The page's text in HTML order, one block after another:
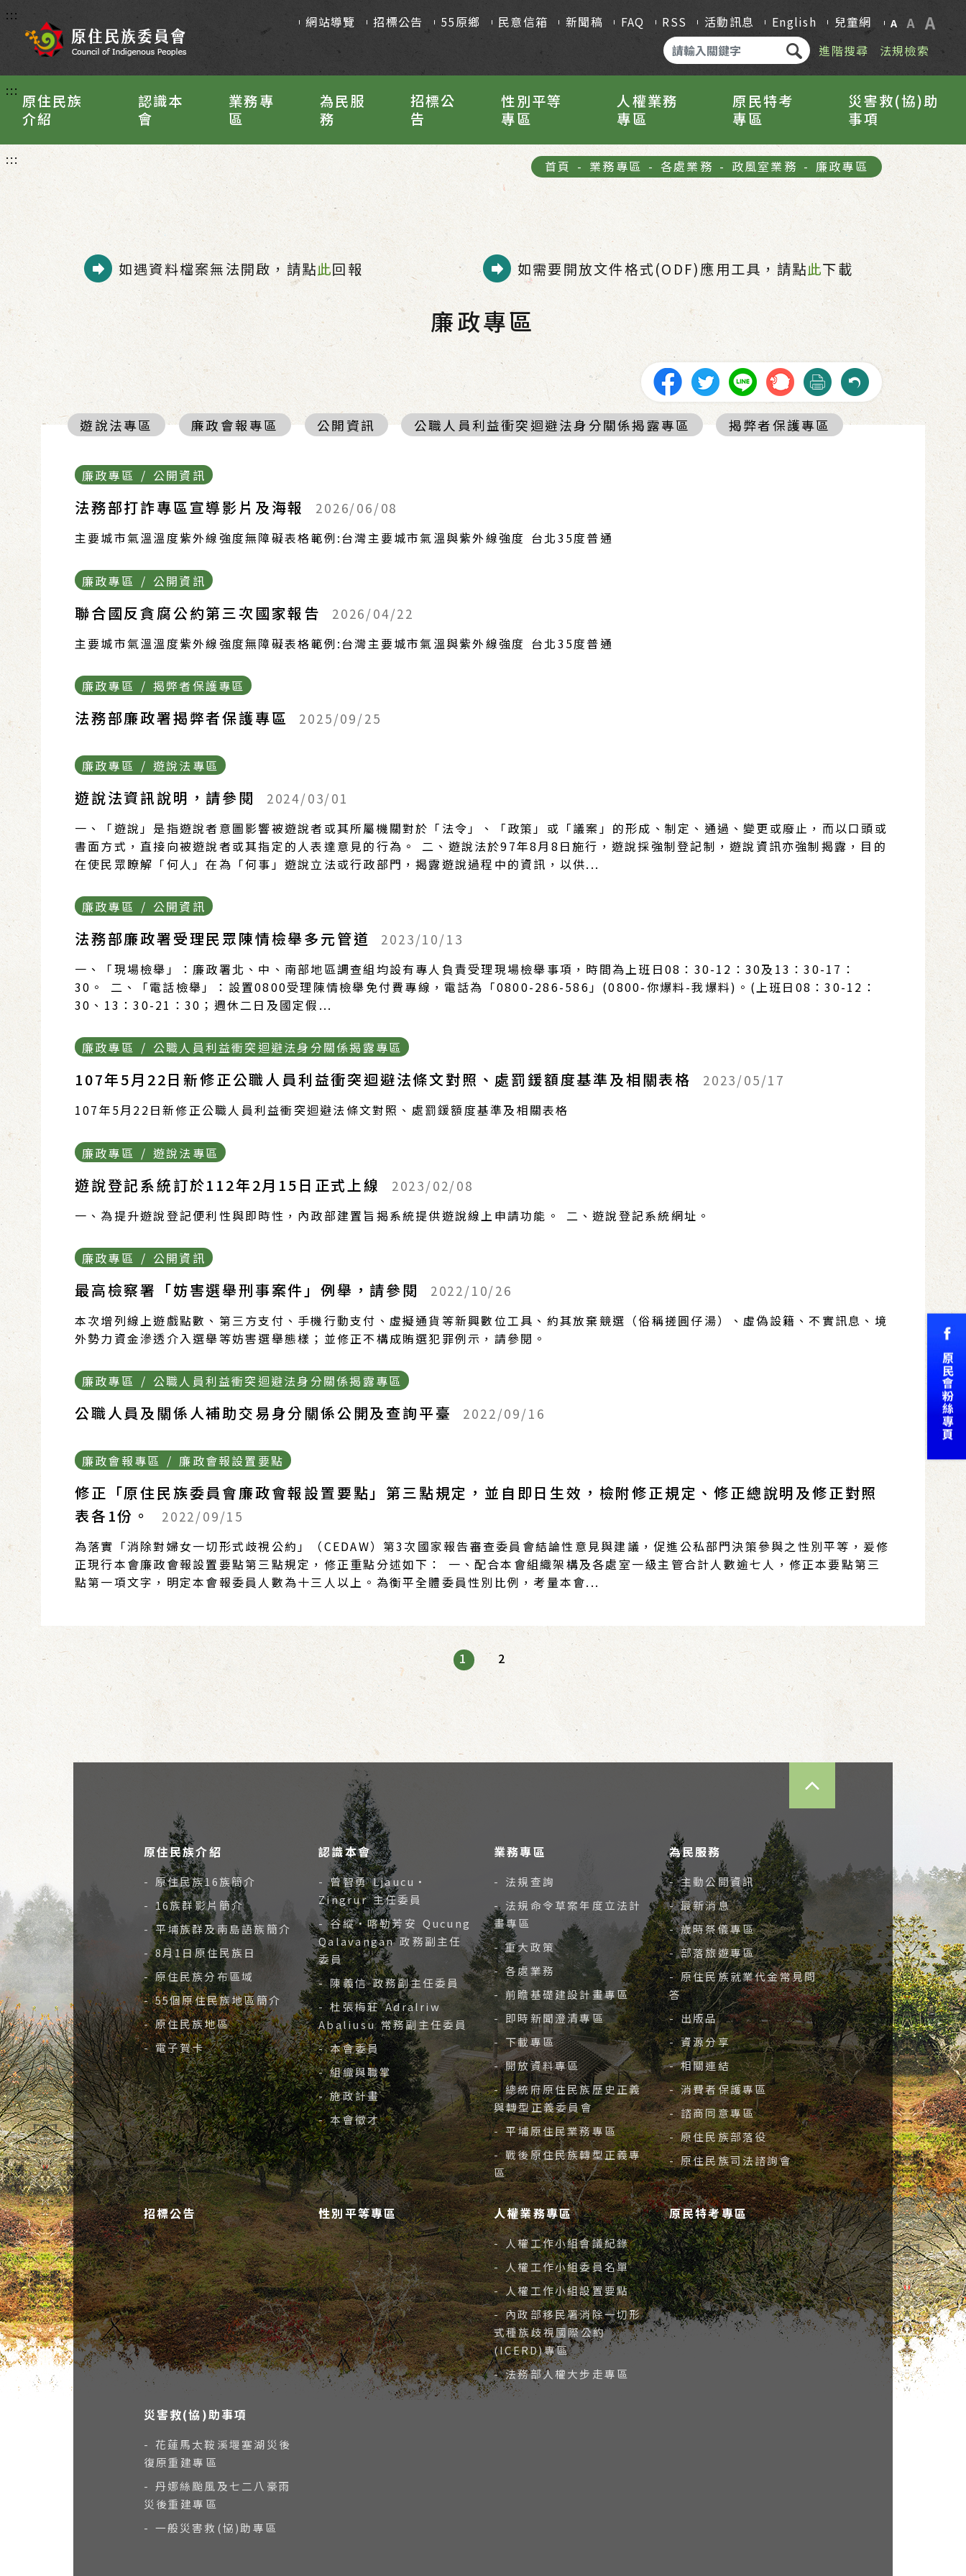
::: 網站導覽 招標公告 55原鄉 民意信箱 新聞稿 FAQ RSS 活動訊息 English 兒童網 A A A
進階搜尋 法規檢索
:::
原住民族
介紹
認識本
會
業務專
區
為民服
務
招標公
告
性別平等
專區
人權業務
專區
原民特考
專區
災害救(協)助
事項
::: 首頁 - 業務專區 - 各處業務 - 政風室業務 - 廉政專區
如遇資料檔案無法開啟，請點此回報 如需要開放文件格式(ODF)應用工具，請點此下載
廉政專區
遊說法專區 廉政會報專區 公開資訊 公職人員利益衝突迴避法身分關係揭露專區 揭弊者保護專區
廉政專區 / 公開資訊
法務部打詐專區宣導影片及海報 2026/06/08
主要城市氣溫溫度紫外線強度無障礙表格範例:台灣主要城市氣溫與紫外線強度 台北35度普通
廉政專區 / 公開資訊
聯合國反貪腐公約第三次國家報告 2026/04/22
主要城市氣溫溫度紫外線強度無障礙表格範例:台灣主要城市氣溫與紫外線強度 台北35度普通
廉政專區 / 揭弊者保護專區
法務部廉政署揭弊者保護專區 2025/09/25
廉政專區 / 遊說法專區
遊說法資訊說明，請參閱 2024/03/01
一、「遊說」是指遊說者意圖影響被遊說者或其所屬機關對於「法令」、「政策」或「議案」的形成、制定、通過、變更或廢止，而以口頭或
書面方式，直接向被遊說者或其指定的人表達意見的行為。 二、遊說法於97年8月8日施行，遊說採強制登記制，遊說資訊亦強制揭露，目的
在使民眾瞭解「何人」在為「何事」遊說立法或行政部門，揭露遊說過程中的資訊，以供...
廉政專區 / 公開資訊
法務部廉政署受理民眾陳情檢舉多元管道 2023/10/13
一、「現場檢舉」：廉政署北、中、南部地區調查組均設有專人負責受理現場檢舉事項，時間為上班日08：30-12：30及13：30-17：
30。 二、「電話檢舉」：設置0800受理陳情檢舉免付費專線，電話為「0800-286-586」(0800-你爆料-我爆料)。(上班日08：30-12：
30、13：30-21：30；週休二日及國定假...
廉政專區 / 公職人員利益衝突迴避法身分關係揭露專區
107年5月22日新修正公職人員利益衝突迴避法條文對照、處罰鍰額度基準及相關表格 2023/05/17
107年5月22日新修正公職人員利益衝突迴避法條文對照、處罰鍰額度基準及相關表格
廉政專區 / 遊說法專區
遊說登記系統訂於112年2月15日正式上線 2023/02/08
一、為提升遊說登記便利性與即時性，內政部建置旨揭系統提供遊說線上申請功能。 二、遊說登記系統網址。
廉政專區 / 公開資訊
最高檢察署「妨害選舉刑事案件」例舉，請參閱 2022/10/26
本次增列線上遊戲點數、第三方支付、手機行動支付、虛擬通貨等新興數位工具、約其放棄競選（俗稱搓圓仔湯）、虛偽設籍、不實訊息、境
外勢力資金滲透介入選舉等妨害選舉態樣；並修正不構成賄選犯罪例示，請參閱。
廉政專區 / 公職人員利益衝突迴避法身分關係揭露專區
公職人員及關係人補助交易身分關係公開及查詢平臺 2022/09/16
廉政會報專區 / 廉政會報設置要點
修正「原住民族委員會廉政會報設置要點」第三點規定，並自即日生效，檢附修正規定、修正總說明及修正對照
表各1份。
2022/09/15
為落實「消除對婦女一切形式歧視公約」（CEDAW）第3次國家報告審查委員會結論性意見與建議，促進公私部門決策參與之性別平等，爰修
正現行本會廉政會報設置要點第三點規定，修正重點分述如下： 一、配合本會組織架構及各處室一級主管合計人數逾七人，修正本要點第三
點第一項文字，明定本會報委員人數為十三人以上。為衡平全體委員性別比例，考量本會...
1 2
原住民族介紹
- 原住民族16族簡介
- 16族群影片簡介
- 平埔族群及南島語族簡介
- 8月1日原住民族日
- 原住民族分布區域
- 55個原住民族地區簡介
- 原住民族地區
- 電子賀卡
認識本會
- 曾智勇 Ljaucu‧
Zingrur 主任委員
- 谷縱‧喀勒芳安 Qucung
Qalavangan 政務副主任
委員
- 陳義信 政務副主任委員
- 杜張梅莊 Adralriw
Abaliusu 常務副主任委員
- 本會委員
- 組織與職掌
- 施政計畫
- 本會徵才
業務專區
- 法規查詢
- 法規命令草案年度立法計
畫專區
- 重大政策
- 各處業務
- 前瞻基礎建設計畫專區
- 即時新聞澄清專區
- 下載專區
- 開放資料專區
- 總統府原住民族歷史正義
與轉型正義委員會
- 平埔原住民業務專區
- 戰後原住民族轉型正義專
區
為民服務
- 主動公開資訊
- 最新消息
- 歲時祭儀專區
- 部落旅遊專區
- 原住民族就業代金常見問
答
- 出版品
- 資源分享
- 相關連結
- 消費者保護專區
- 諮商同意專區
- 原住民族部落役
- 原住民族司法諮詢會
招標公告 性別平等專區 人權業務專區
- 人權工作小組會議紀錄
- 人權工作小組委員名單
- 人權工作小組設置要點
- 內政部移民署消除一切形
式種族歧視國際公約
(ICERD)專區
- 法務部人權大步走專區
原民特考專區
災害救(協)助事項
- 花蓮馬太鞍溪堰塞湖災後
復原重建專區
- 丹娜絲颱風及七二八豪雨
災後重建專區
- 一般災害救(協)助專區